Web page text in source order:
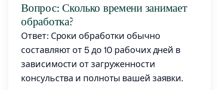
Вопрос: Сколько времени занимает
обработка?
Ответ: Сроки обработки обычно
составляют от 5 до 10 рабочих дней в
зависимости от загруженности
консульства и полноты вашей заявки.